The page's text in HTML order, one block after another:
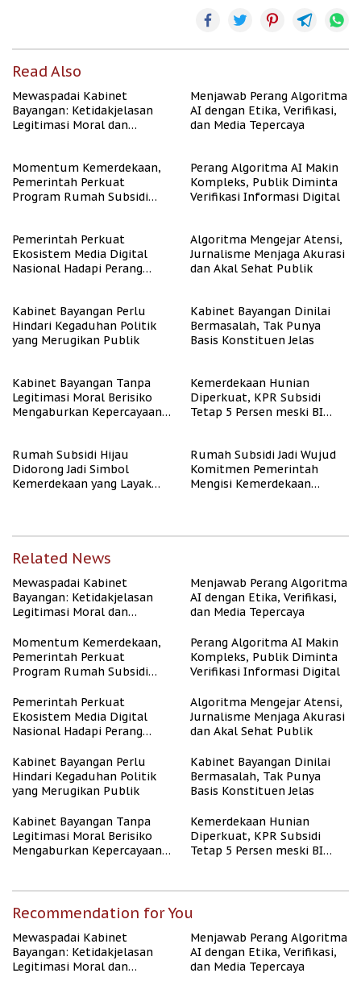
Read Also
Mewaspadai Kabinet
Bayangan: Ketidakjelasan
Legitimasi Moral dan
Menjawab Perang Algoritma
AI dengan Etika, Verifikasi,
dan Media Tepercaya
Momentum Kemerdekaan,
Pemerintah Perkuat
Program Rumah Subsidi
Perang Algoritma AI Makin
Kompleks, Publik Diminta
Verifikasi Informasi Digital
Pemerintah Perkuat
Ekosistem Media Digital
Nasional Hadapi Perang
Algoritma Mengejar Atensi,
Jurnalisme Menjaga Akurasi
dan Akal Sehat Publik
Kabinet Bayangan Perlu
Hindari Kegaduhan Politik
yang Merugikan Publik
Kabinet Bayangan Dinilai
Bermasalah, Tak Punya
Basis Konstituen Jelas
Kabinet Bayangan Tanpa
Legitimasi Moral Berisiko
Mengaburkan Kepercayaan
Kemerdekaan Hunian
Diperkuat, KPR Subsidi
Tetap 5 Persen meski BI
Rumah Subsidi Hijau
Didorong Jadi Simbol
Kemerdekaan yang Layak
Rumah Subsidi Jadi Wujud
Komitmen Pemerintah
Mengisi Kemerdekaan
Related News
Mewaspadai Kabinet
Bayangan: Ketidakjelasan
Legitimasi Moral dan
Menjawab Perang Algoritma
AI dengan Etika, Verifikasi,
dan Media Tepercaya
Momentum Kemerdekaan,
Pemerintah Perkuat
Program Rumah Subsidi
Berpenghasilan Rendah
Perang Algoritma AI Makin
Kompleks, Publik Diminta
Verifikasi Informasi Digital
Pemerintah Perkuat
Ekosistem Media Digital
Nasional Hadapi Perang
Algoritma Mengejar Atensi,
Jurnalisme Menjaga Akurasi
dan Akal Sehat Publik
Kabinet Bayangan Perlu
Hindari Kegaduhan Politik
yang Merugikan Publik
Kabinet Bayangan Dinilai
Bermasalah, Tak Punya
Basis Konstituen Jelas
Kabinet Bayangan Tanpa
Legitimasi Moral Berisiko
Mengaburkan Kepercayaan
Kemerdekaan Hunian
Diperkuat, KPR Subsidi
Tetap 5 Persen meski BI
Recommendation for You
Mewaspadai Kabinet
Bayangan: Ketidakjelasan
Legitimasi Moral dan
Menjawab Perang Algoritma
AI dengan Etika, Verifikasi,
dan Media Tepercaya